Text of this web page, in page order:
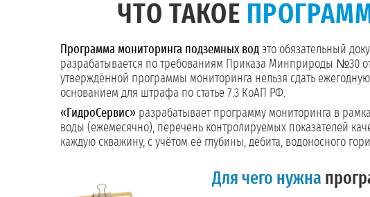
ЧТО ТАКОЕ
Программа мониторинга подземных вод это обязательный
разрабатывается по требованиям Приказа Минприроды №30
утверждённой программы мониторинга нельзя сдать
основанием для штрафа по статье 7.3 КоАП РФ.
«ГидроСервис» разрабатывает программу мониторинга в
воды (ежемесячно), перечень контролируемых показателей
каждую скважину, с учётом её глубины, дебита, водоносного
Для чего нужна